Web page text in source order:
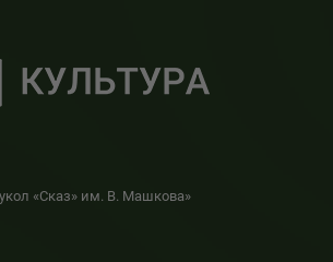
«Сказ» им. В. Машкова»